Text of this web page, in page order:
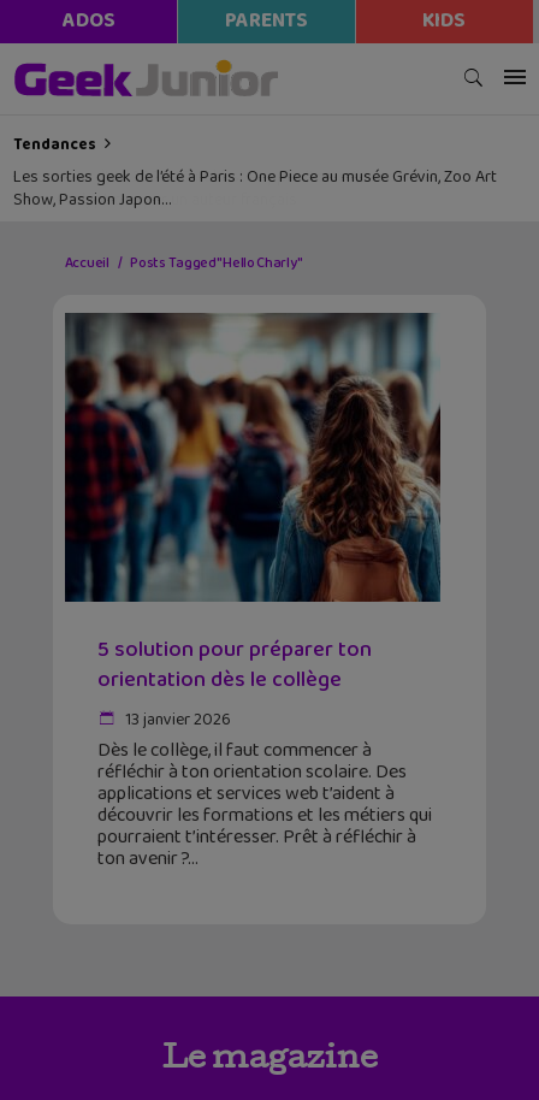
ADOS PARENTS KIDS
Tendances
Les sorties geek de l’été à Paris : One Piece au musée Grévin, Zoo Art
Show, Passion Japon…
Accueil Posts Tagged "Hello Charly"
5 solution pour préparer ton
orientation dès le collège
13 janvier 2026
Dès le collège, il faut commencer à
réfléchir à ton orientation scolaire. Des
applications et services web t’aident à
découvrir les formations et les métiers qui
pourraient t’intéresser. Prêt à réfléchir à
ton avenir ?
Le magazine